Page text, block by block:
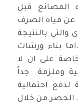
المصانع قبل
عن مياه الصرف
والتي بالنتيجة
بناء ورشات
على ان لا
وملزمة جداً
لدفع احتمالية
الحصر.من خلال